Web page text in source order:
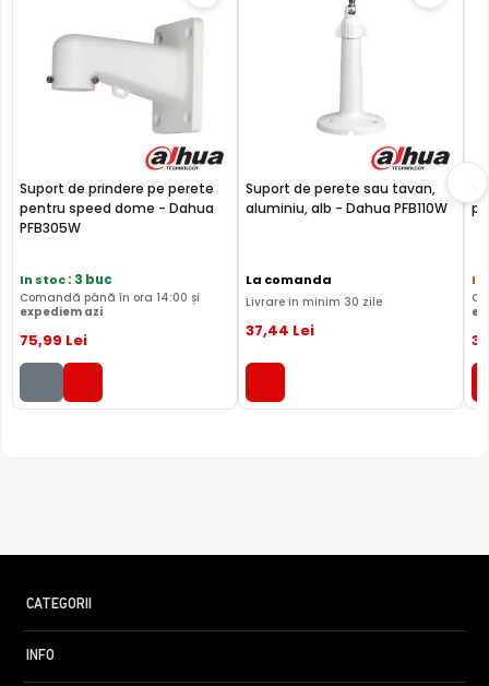
Suport de prindere pe perete
pentru speed dome - Dahua
PFB305W
In stoc: 3 buc
Comandă până în ora 14:00 și
expediem azi
75,99 Lei
Suport de perete sau tavan,
aluminiu, alb - Dahua PFB110W
La comanda
Livrare in minim 30 zile
37,44 Lei
In
39
CATEGORII
INFO